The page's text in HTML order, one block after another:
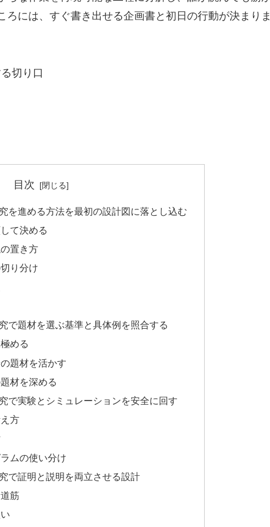
には、すぐ書き出せる企画書と初日の行動が決まりま
切り口
目次
を進める方法を最初の設計図に落とし込む
て決める
置き方
り分け
で題材を選ぶ基準と具体例を照合する
める
題材を活かす
材を深める
で実験とシミュレーションを安全に回す
方
ムの使い分け
で証明と説明を両立させる設計
筋